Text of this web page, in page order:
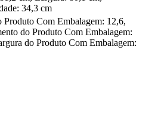
34,3 cm
Produto Com Embalagem: 12,6,
do Produto Com Embalagem:
do Produto Com Embalagem: